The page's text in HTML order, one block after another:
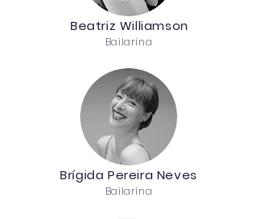
Beatriz Williamson
Bailarina
Brígida Pereira Neves
Bailarina